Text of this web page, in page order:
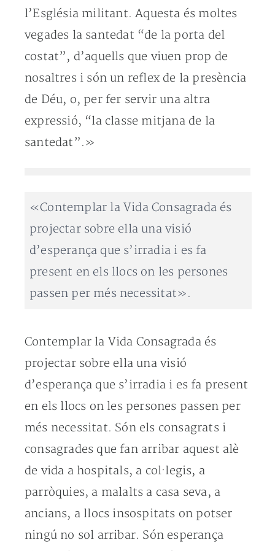
l’Església militant. Aquesta és moltes
vegades la santedat “de la porta del
costat”, d’aquells que viuen prop de
nosaltres i són un reflex de la presència
de Déu, o, per fer servir una altra
expressió, “la classe mitjana de la
santedat”.»
«Contemplar la Vida Consagrada és
projectar sobre ella una visió
d’esperança que s’irradia i es fa
present en els llocs on les persones
passen per més necessitat».
Contemplar la Vida Consagrada és
projectar sobre ella una visió
d’esperança que s’irradia i es fa present
en els llocs on les persones passen per
més necessitat. Són els consagrats i
consagrades que fan arribar aquest alè
de vida a hospitals, a col·legis, a
parròquies, a malalts a casa seva, a
ancians, a llocs insospitats on potser
ningú no sol arribar. Són esperança